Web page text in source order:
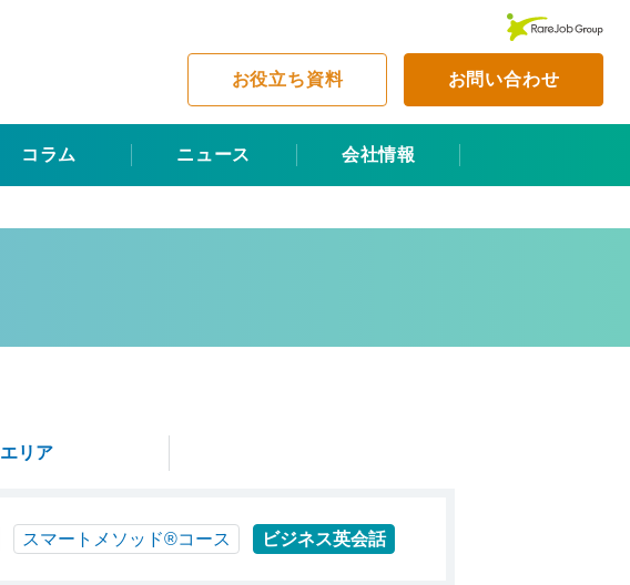
お役立ち資料 お問い合わせ
コラム ニュース 会社情報
エリア
スマートメソッド®コース ビジネス英会話